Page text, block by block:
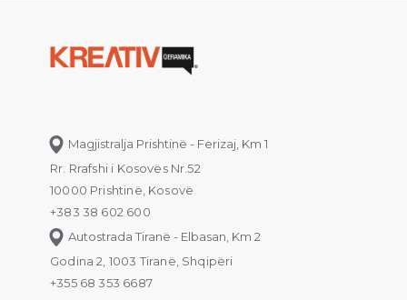
Magjistralja Prishtinë - Ferizaj, Km 1
Rr. Rrafshi i Kosovës Nr.52
10000 Prishtinë, Kosovë
+383 38 602 600
Autostrada Tiranë - Elbasan, Km 2
Godina 2, 1003 Tiranë, Shqipëri
+355 68 353 6687